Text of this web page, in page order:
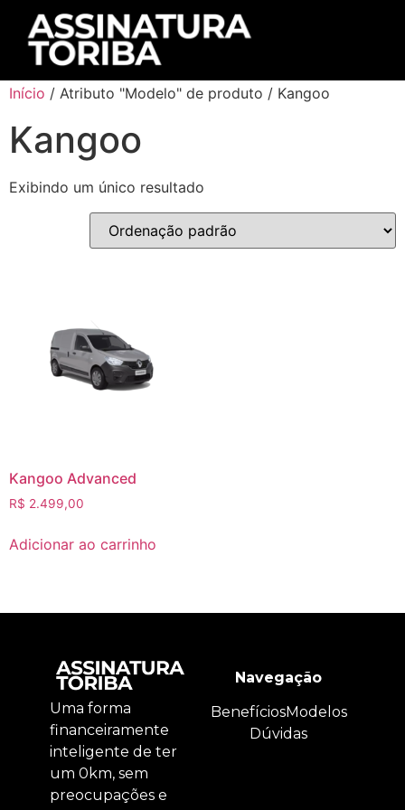
Início / Atributo "Modelo" de produto / Kangoo
Kangoo
Exibindo um único resultado
Kangoo Advanced
R$ 2.499,00
Adicionar ao carrinho
Uma forma
financeiramente
inteligente de ter
um 0km, sem
preocupações e
Navegação
BenefíciosModelos
Dúvidas